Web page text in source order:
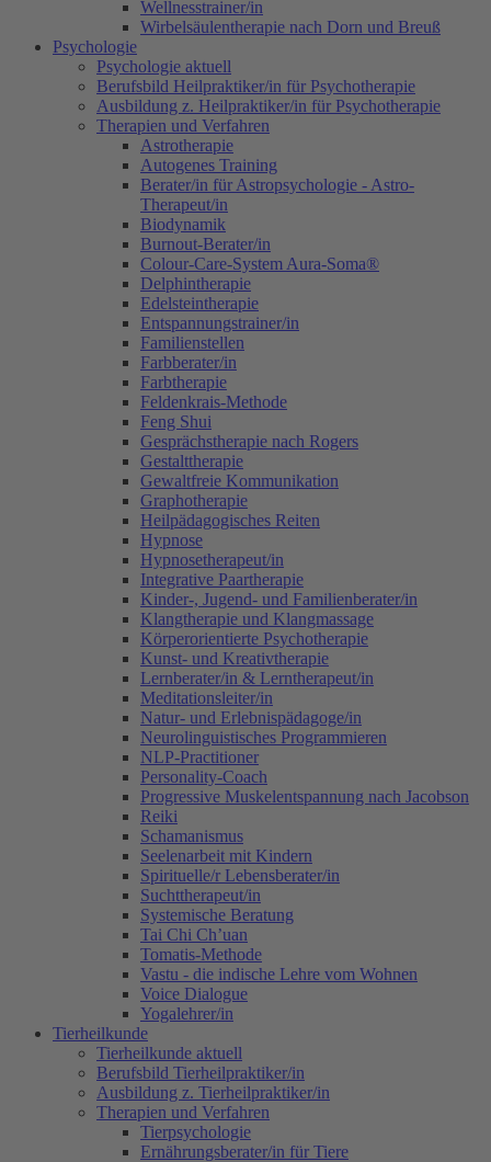
Wellnesstrainer/in
Wirbelsäulentherapie nach Dorn und Breuß
Psychologie
Psychologie aktuell
Berufsbild Heilpraktiker/in für Psychotherapie
Ausbildung z. Heilpraktiker/in für Psychotherapie
Therapien und Verfahren
Astrotherapie
Autogenes Training
Berater/in für Astropsychologie - Astro-
Therapeut/in
Biodynamik
Burnout-Berater/in
Colour-Care-System Aura-Soma®
Delphintherapie
Edelsteintherapie
Entspannungstrainer/in
Familienstellen
Farbberater/in
Farbtherapie
Feldenkrais-Methode
Feng Shui
Gesprächstherapie nach Rogers
Gestalttherapie
Gewaltfreie Kommunikation
Graphotherapie
Heilpädagogisches Reiten
Hypnose
Hypnosetherapeut/in
Integrative Paartherapie
Kinder-, Jugend- und Familienberater/in
Klangtherapie und Klangmassage
Körperorientierte Psychotherapie
Kunst- und Kreativtherapie
Lernberater/in & Lerntherapeut/in
Meditationsleiter/in
Natur- und Erlebnispädagoge/in
Neurolinguistisches Programmieren
NLP-Practitioner
Personality-Coach
Progressive Muskelentspannung nach Jacobson
Reiki
Schamanismus
Seelenarbeit mit Kindern
Spirituelle/r Lebensberater/in
Suchttherapeut/in
Systemische Beratung
Tai Chi Ch’uan
Tomatis-Methode
Vastu - die indische Lehre vom Wohnen
Voice Dialogue
Yogalehrer/in
Tierheilkunde
Tierheilkunde aktuell
Berufsbild Tierheilpraktiker/in
Ausbildung z. Tierheilpraktiker/in
Therapien und Verfahren
Tierpsychologie
Ernährungsberater/in für Tiere